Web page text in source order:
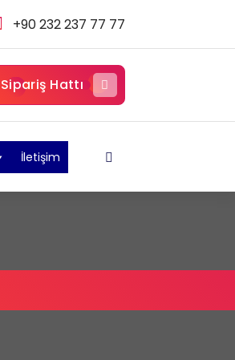
+90 232 237 77 77
Sipariş Hattı
İletişim